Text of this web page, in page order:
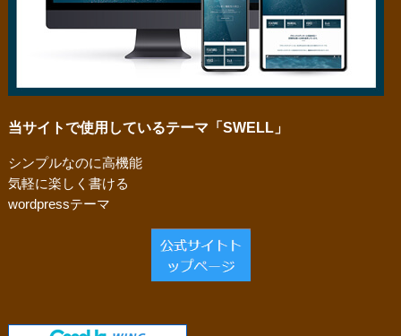
当サイトで使用しているテーマ「SWELL」
シンプルなのに高機能
気軽に楽しく書ける
wordpressテーマ